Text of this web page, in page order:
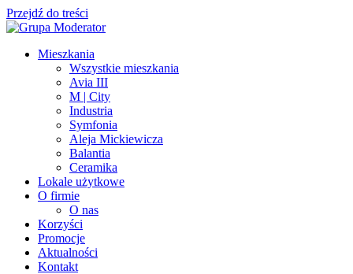
Przejdź do treści
Mieszkania
Wszystkie mieszkania
Avia III
M | City
Industria
Symfonia
Aleja Mickiewicza
Balantia
Ceramika
Lokale użytkowe
O firmie
O nas
Korzyści
Promocje
Aktualności
Kontakt